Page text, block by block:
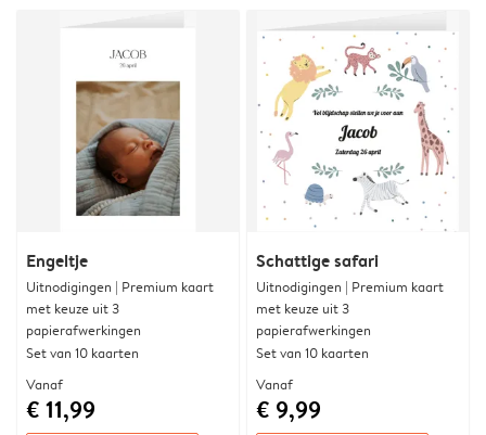
Engeltje
Uitnodigingen | Premium kaart
met keuze uit 3
papierafwerkingen
Set van 10 kaarten
Vanaf
€ 11,99
Schattige safari
Uitnodigingen | Premium kaart
met keuze uit 3
papierafwerkingen
Set van 10 kaarten
Vanaf
€ 9,99